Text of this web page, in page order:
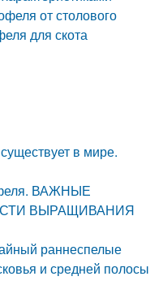
от столового
для скота
в мире.
ВАЖНЫЕ
ВЫРАЩИВАНИЯ
раннеспелые
и средней полосы